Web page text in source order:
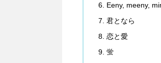
Eeny, meeny,
君となら
恋と愛
蛍